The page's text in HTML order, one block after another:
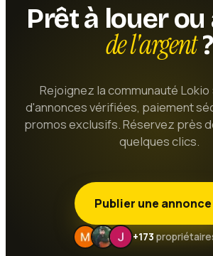
Prêt à louer ou
de l'argent?
Rejoignez la communauté
d'annonces vérifiées, paiement
promos exclusifs. Réservez près
quelques clics.
Publier une annonce
+173